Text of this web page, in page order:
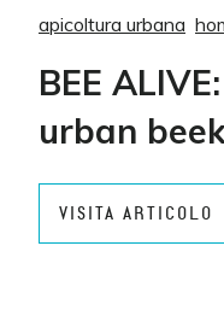
apicoltura urbana
BEE
urban
VISITA ARTICOLO